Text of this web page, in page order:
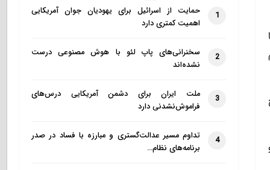
1
حمایت از اسرائیل برای یهودیان جوان آمریکایی
اهمیت کمتری دارد
2
سخنرانی‌های پاپ لئو با هوش مصنوعی درست
نشده‌اند
3
ملت ایران برای دشمن آمریکایی درس‌های
فراموش‌نشدنی دارد
4
تداوم مسیر عدالت‌گستری و مبارزه با فساد در صدر
برنامه‌های نظام…